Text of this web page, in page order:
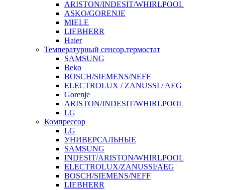
ARISTON/INDESIT/WHIRLPOOL
ASKO/GORENJE
MIELE
LIEBHERR
Haier
Температурный сенсор,термостат
SAMSUNG
Beko
BOSCH/SIEMENS/NEFF
ELECTROLUX / ZANUSSI / AEG
Gorenje
ARISTON/INDESIT/WHIRLPOOL
LG
Компрессор
LG
УНИВЕРСАЛЬНЫЕ
SAMSUNG
INDESIT/ARISTON/WHIRLPOOL
ELECTROLUX/ZANUSSI/AEG
BOSCH/SIEMENS/NEFF
LIEBHERR